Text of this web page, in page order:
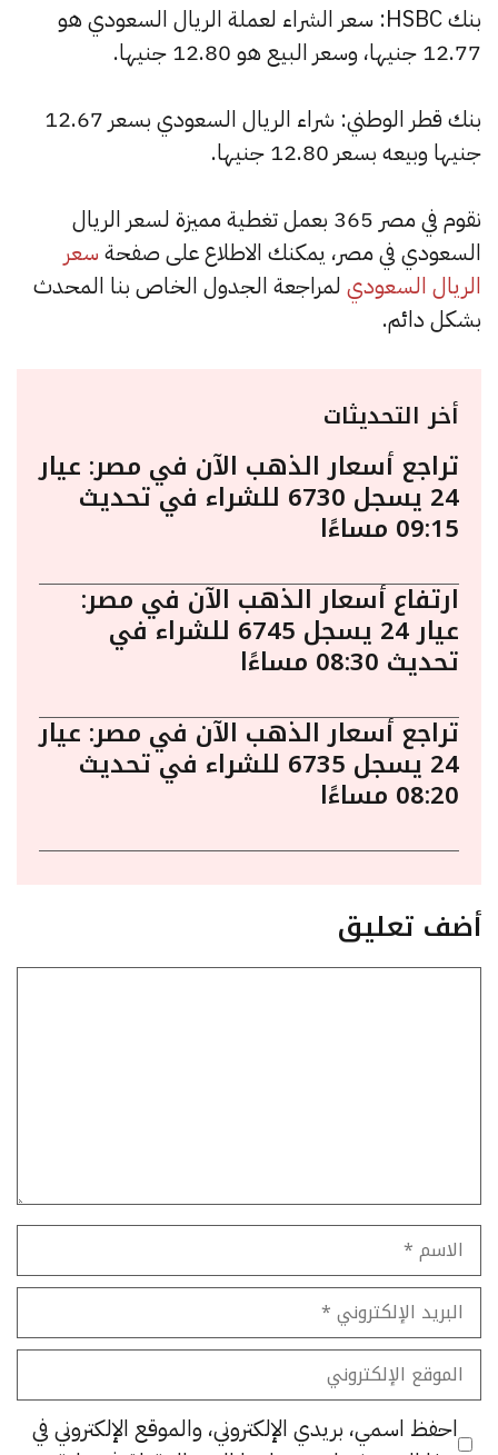
بنك HSBC: سعر الشراء لعملة الريال السعودي هو
12.77 جنيها، وسعر البيع هو 12.80 جنيها.
بنك قطر الوطني: شراء الريال السعودي بسعر 12.67
جنيها وبيعه بسعر 12.80 جنيها.
نقوم في مصر 365 بعمل تغطية مميزة لسعر الريال
السعودي في مصر، يمكنك الاطلاع على صفحة سعر
الريال السعودي لمراجعة الجدول الخاص بنا المحدث
بشكل دائم.
أخر التحديثات
تراجع أسعار الذهب الآن في مصر: عيار
24 يسجل 6730 للشراء في تحديث
09:15 مساءًا
ارتفاع أسعار الذهب الآن في مصر:
عيار 24 يسجل 6745 للشراء في
تحديث 08:30 مساءًا
تراجع أسعار الذهب الآن في مصر: عيار
24 يسجل 6735 للشراء في تحديث
08:20 مساءًا
أضف تعليق
الاسم
البريد
الإلكتروني
الموقع
الإلكتروني
احفظ اسمي، بريدي الإلكتروني، والموقع الإلكتروني في